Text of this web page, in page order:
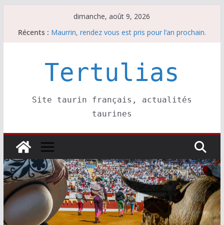
dimanche, août 9, 2026
Récents : Maurrin, rendez vous est pris pour l’an prochain.
Parentis, La Golosina: une première étape
Les brèves du samedi 8 août
Tertulias
Site taurin français, actualités
taurines